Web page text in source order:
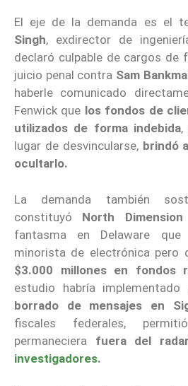
El eje de la demanda es el
Singh, exdirector de
declaró culpable de cargos de
juicio penal contra Sam
haberle comunicado
Fenwick que los fondos de
utilizados de forma indebida,
lugar de desvincularse, brindó
ocultarlo.
La demanda también
constituyó North
fantasma en Delaware
minorista de electrónica pero
$3.000 millones en fondos
estudio habría
borrado de mensajes en
fiscales federales,
permaneciera fuera del
investigadores.